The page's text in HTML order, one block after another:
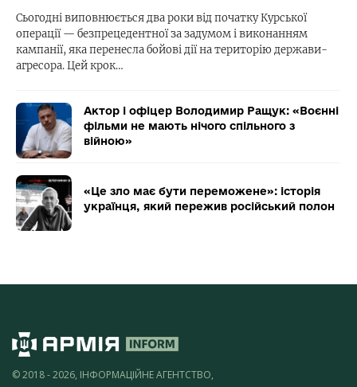
Сьогодні виповнюється два роки від початку Курської
операції — безпрецедентної за задумом і виконанням
кампанії, яка перенесла бойові дії на територію держави-
агресора. Цей крок…
Актор і офіцер Володимир Ращук: «Воєнні
фільми не мають нічого спільного з
війною»
«Це зло має бути переможене»: історія
українця, який пережив російський полон
© 2018 - 2026, ІНФОРМАЦІЙНЕ АГЕНТСТВО,